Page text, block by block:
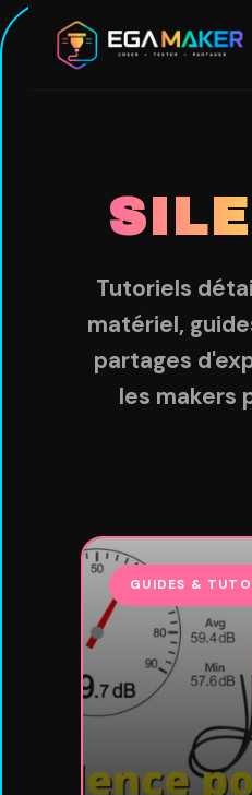
Aller
Tutoriels
matériel,
partages
les makers
GUIDES &